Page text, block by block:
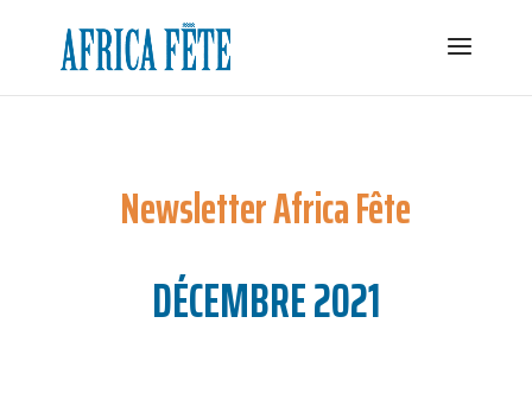
Newsletter Africa Fête
DÉCEMBRE 2021